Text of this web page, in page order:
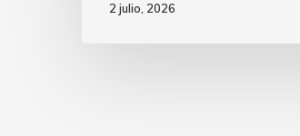
2 julio, 2026